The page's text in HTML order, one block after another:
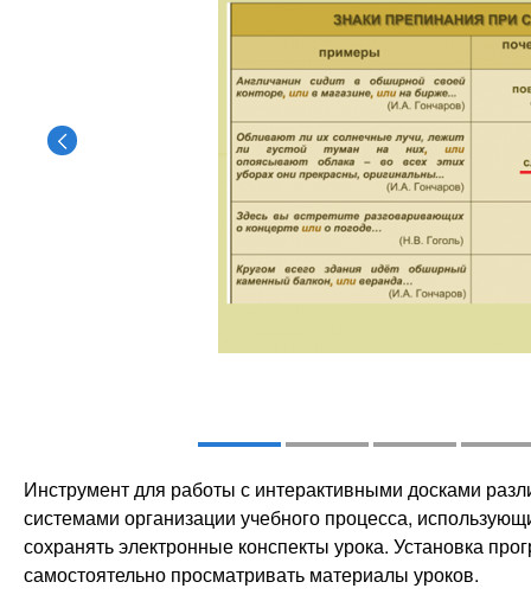
Инструмент для работы с интерактивными досками
системами организации учебного процесса,
сохранять электронные конспекты урока. Установка
самостоятельно просматривать материалы уроков.